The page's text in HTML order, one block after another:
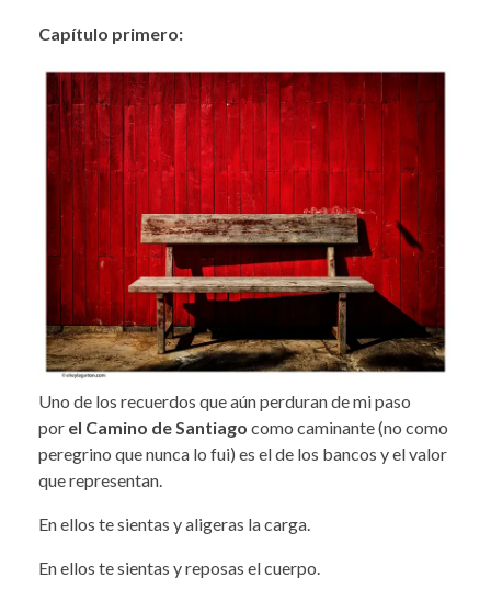
Capítulo primero:
Uno de los recuerdos que aún perduran de mi paso
por el Camino de Santiago como caminante (no como
peregrino que nunca lo fui) es el de los bancos y el valor
que representan.
En ellos te sientas y aligeras la carga.
En ellos te sientas y reposas el cuerpo.